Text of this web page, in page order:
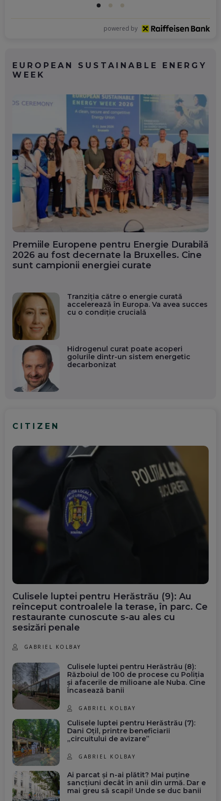
powered by
EUROPEAN SUSTAINABLE ENERGY
WEEK
Premiile Europene pentru Energie Durabilă
2026 au fost decernate la Bruxelles. Cine
sunt campionii energiei curate
Tranziția către o energie curată
accelerează în Europa. Va avea succes
cu o condiție crucială
Hidrogenul curat poate acoperi
golurile dintr-un sistem energetic
decarbonizat
CITIZEN
Culisele luptei pentru Herăstrău (9): Au
reînceput controalele la terase, în parc. Ce
restaurante cunoscute s-au ales cu
sesizări penale
GABRIEL KOLBAY
Culisele luptei pentru Herăstrău (8):
Războiul de 100 de procese cu Poliția
și afacerile de milioane ale Nuba. Cine
încasează banii
GABRIEL KOLBAY
Culisele luptei pentru Herăstrău (7):
Dani Oțil, printre beneficiarii
„circuitului de avizare”
GABRIEL KOLBAY
Ai parcat și n-ai plătit? Mai puține
sancțiuni decât în anii din urmă. Dar e
mai greu să scapi! Unde se duc banii